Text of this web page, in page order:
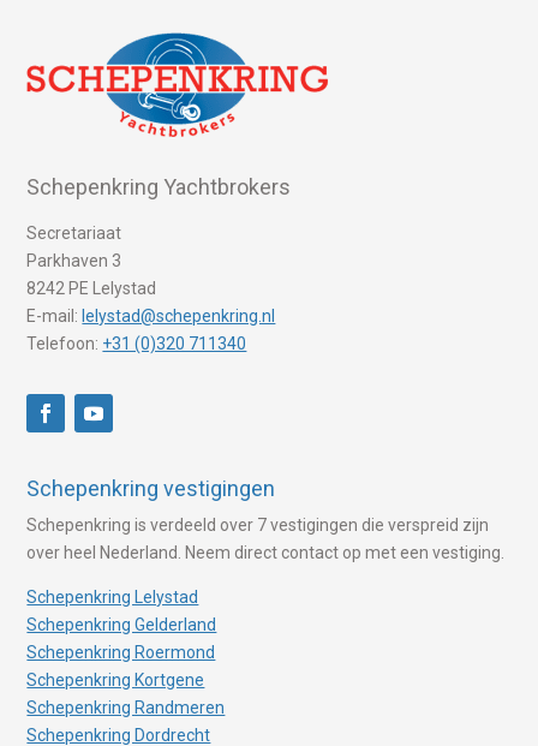
Schepenkring Yachtbrokers
Secretariaat
Parkhaven 3
8242 PE Lelystad
E-mail: lelystad@schepenkring.nl
Telefoon: +31 (0)320 711340
Schepenkring vestigingen
Schepenkring is verdeeld over 7 vestigingen die verspreid zijn
over heel Nederland. Neem direct contact op met een vestiging.
Schepenkring Lelystad
Schepenkring Gelderland
Schepenkring Roermond
Schepenkring Kortgene
Schepenkring Randmeren
Schepenkring Dordrecht